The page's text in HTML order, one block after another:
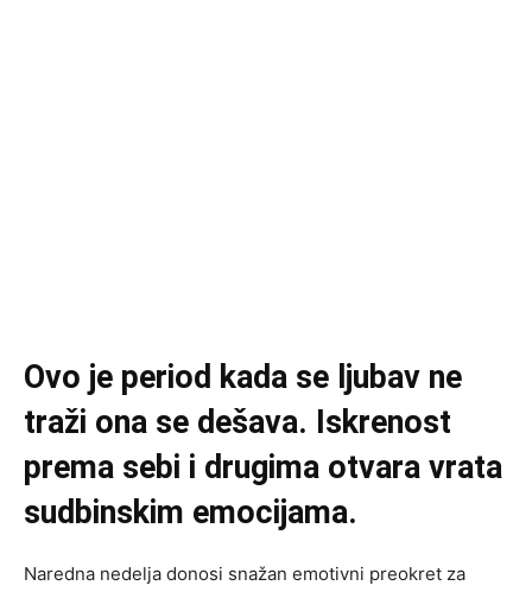
Ovo je period kada se ljubav ne
traži ona se dešava. Iskrenost
prema sebi i drugima otvara vrata
sudbinskim emocijama.
Naredna nedelja donosi snažan emotivni preokret za